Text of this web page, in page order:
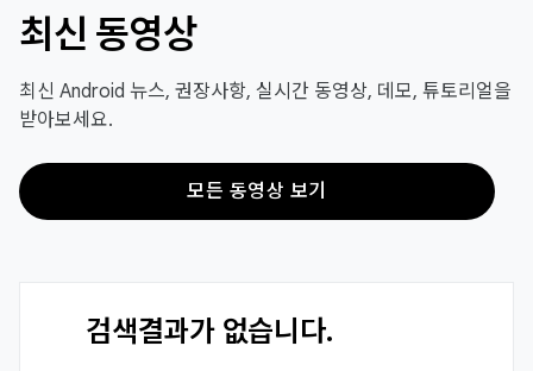
최신 동영상
최신 Android 뉴스, 권장사항, 실시간 동영상, 데모, 튜토리얼을
받아보세요.
모든 동영상 보기
검색결과가 없습니다.